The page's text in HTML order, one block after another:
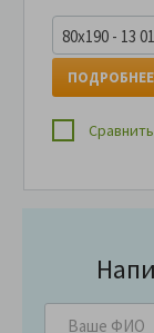
80x190 - 13
ПОДРОБНЕЕ
Сравнить